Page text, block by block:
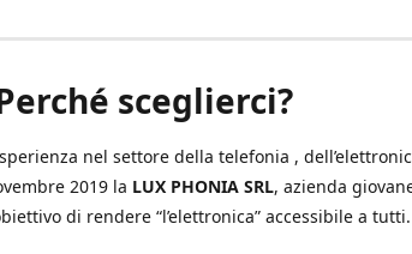
sceglierci?
nel settore della telefonia ,
2019 la LUX PHONIA SRL, azienda
di rendere “l’elettronica” accessibile a tutti.